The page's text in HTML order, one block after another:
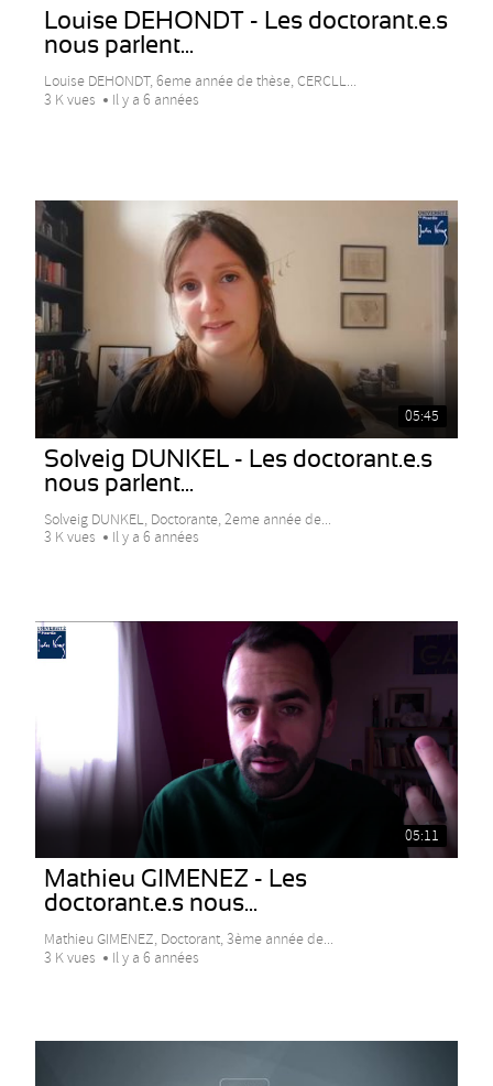
Louise DEHONDT - Les doctorant.e.s
nous parlent...
Louise DEHONDT, 6eme année de thèse, CERCLL...
3 K vues
Il y a 6 années
05:45
Solveig DUNKEL - Les doctorant.e.s
nous parlent...
Solveig DUNKEL, Doctorante, 2eme année de...
3 K vues
Il y a 6 années
05:11
Mathieu GIMENEZ - Les
doctorant.e.s nous...
Mathieu GIMENEZ, Doctorant, 3ème année de...
3 K vues
Il y a 6 années